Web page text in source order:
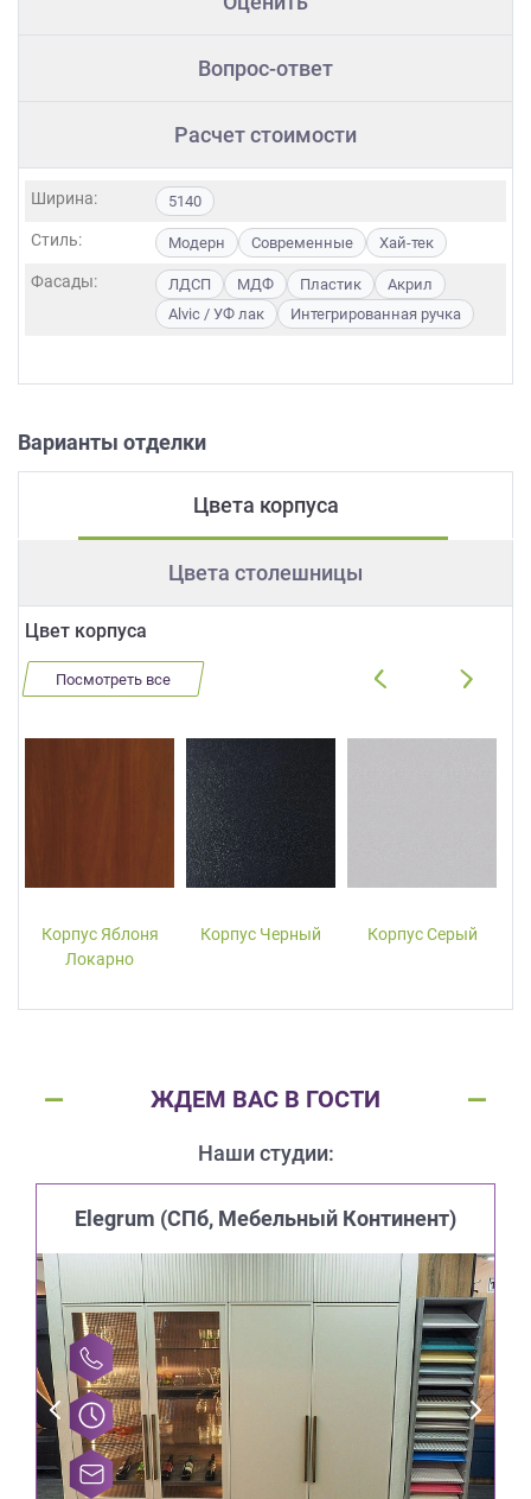
Вопрос-ответ
Расчет стоимости
Ширина: 5140
Стиль: Модерн Современные Хай-тек
Фасады: ЛДСП МДФ Пластик
Акрил
Alvic / УФ лак
Интегрированная ручка
Варианты отделки
Цвета корпуса
Цвета столешницы
Цвет корпуса
Посмотреть все
Корпус Яблоня
Локарно
Корпус Черный Корпус Серый
ЖДЕМ ВАС В ГОСТИ
Наши студии:
Elegrum (CПб, Мебельный Континент)